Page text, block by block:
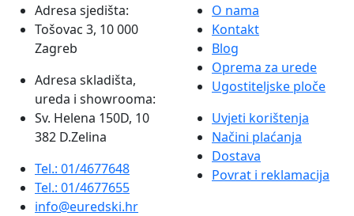
Adresa sjedišta:
Tošovac 3, 10 000
Zagreb
Adresa skladišta,
ureda i showrooma:
Sv. Helena 150D, 10
382 D.Zelina
Tel.: 01/4677648
Tel.: 01/4677655
info@euredski.hr
O nama
Kontakt
Blog
Oprema za urede
Ugostiteljske ploče
Uvjeti korištenja
Načini plaćanja
Dostava
Povrat i reklamacija